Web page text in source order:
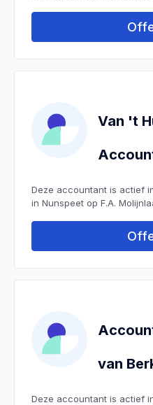
Van 't
Deze accountant is actief
in Nunspeet op F.A.
van
Deze accountant is actief